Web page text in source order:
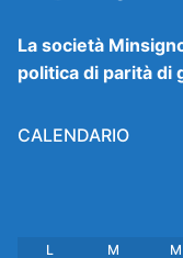
La società
politica di parità di
CALENDARIO
L M M